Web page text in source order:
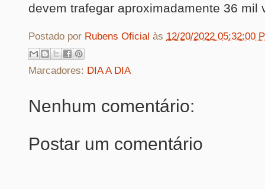
devem trafegar aproximadamente 36 mil
Postado por Rubens Oficial às 12/20/2022 05:32:00
Marcadores: DIA A DIA
Nenhum comentário:
Postar um comentário